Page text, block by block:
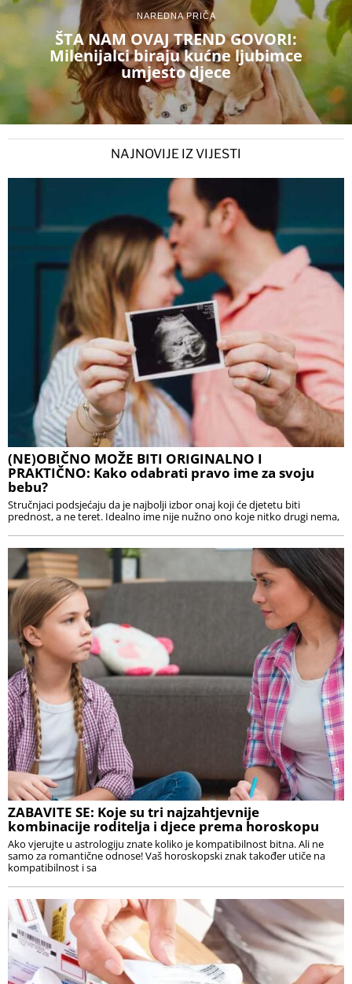
NAREDNA PRIČA
ŠTA NAM OVAJ TREND GOVORI:
Milenijalci biraju kućne ljubimce
umjesto djece
NAJNOVIJE IZ VIJESTI
(NE)OBIČNO MOŽE BITI ORIGINALNO I
PRAKTIČNO: Kako odabrati pravo ime za svoju
bebu?
Stručnjaci podsjećaju da je najbolji izbor onaj koji će djetetu biti
prednost, a ne teret. Idealno ime nije nužno ono koje nitko drugi nema,
ZABAVITE SE: Koje su tri najzahtjevnije
kombinacije roditelja i djece prema horoskopu
Ako vjerujte u astrologiju znate koliko je kompatibilnost bitna. Ali ne
samo za romantične odnose! Vaš horoskopski znak također utiče na
kompatibilnost i sa